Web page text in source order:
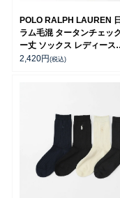
POLO RALPH LAUREN
ラム毛混 タータンチェッ
ー丈 ソックス レディース
03208554
2,420円(税込)